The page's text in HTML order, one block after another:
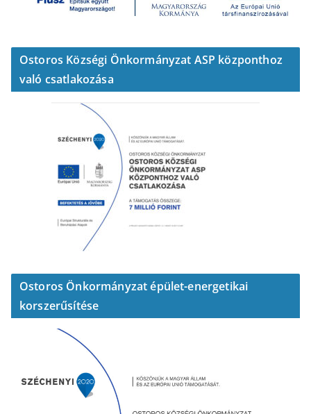
Ostoros Községi Önkormányzat ASP központhoz
való csatlakozása
Ostoros Önkormányzat épület-energetikai
korszerűsítése